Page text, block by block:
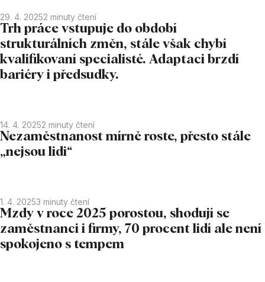
29. 4. 20252 minuty čtení
Trh práce vstupuje do období
strukturálních změn, stále však chybí
kvalifikovaní specialisté. Adaptaci brzdí
bariéry i předsudky.
14. 4. 20252 minuty čtení
Nezaměstnanost mírně roste, přesto stále
„nejsou lidi“
1. 4. 20253 minuty čtení
Mzdy v roce 2025 porostou, shodují se
zaměstnanci i firmy, 70 procent lidí ale není
spokojeno s tempem